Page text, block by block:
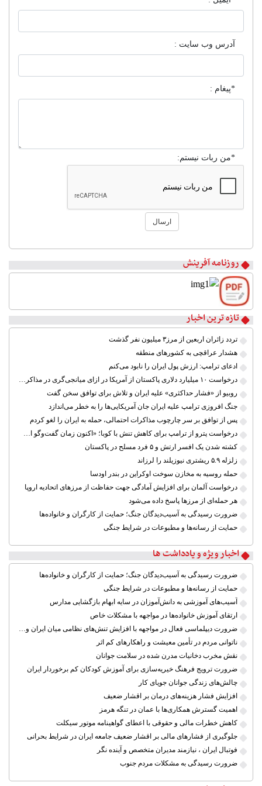
آدرس وب سایت :
*پیغام :
*من ربات نیستم:
ارسال
روزنامه آفرینش
۲
۳
۴
۵
۶
۷
۸
تازه ترین اخبار
تردد زائران اربعین از مرز۳ میلیون نفر گذشت
هشدار عراقچی به کشورهای منطقه
ادعای ترامپ: ارزش پول ایران را نابود می‌کنم
درخواست ۱۰ میلیارد دلاری پاکستان از آمریکا در ازای میانجی‌گری در مذاکرات ایران
روبیو از «فشار حداکثری» علیه ایران و تلاش برای توافق سخن گفت
جنگ افروزی ترامپ علیه ایران جان آمریکایی‌ها را به خطر می‌اندازد
پس از توافق بر سر چارچوب مذاکرات احتمالی، حمله به ایران را لغو کردم
درخواست پترو از ترامپ برای کاهش تنش با کوبا؛ «اکنون زمان گفت‌وگو است»
کشته شدن یک افسر ارتش و ۵ فرد مسلح در پاکستان
زلزله ۵.۹ ریشتری نیوزیلند را لرزاند
حمله روسیه به مخازن سوخت اوکراین در بندر اودسا
درخواست آلمان برای افزایش آمادگی جهت حفاظت از مرزهای اتحادیه اروپا
هر حمله‌ای از مرزها پاسخ داده می‌شود
ضرورت رسیدگی به آسیب‌دیدگان جنگ؛ حمایت از کارگران و خانواده‌ها
حمایت از رسانه‌ها و مطبوعات در شرایط جنگی
اخبار ویژه و یادداشت ها
ضرورت رسیدگی به آسیب‌دیدگان جنگ؛ حمایت از کارگران و خانواده‌ها
حمایت از رسانه‌ها و مطبوعات در شرایط جنگی
آسیب‌های آموزشی به دانش‌آموزان در سایه ابهام بازگشایی مدارس
ارتقای آموزش خانواده‌ها در مواجهه با مشکلات خاص
ضرورت دیپلماسی فعال در مواجهه با افزایش تنش‌های نظامی میان ایران و آمریکا
ناتوانی مردم در تأمین معیشت و راهکارهای کم اثر
نقش مخرب دخانیات مدرن شده در سلامت جوانان
ضرورت ترویج فرهنگ خیریه‌سازی برای آموزش کودکان کم برخوردار ایران
چالش‌های زندگی جوانان جویای کار
افزایش فشار هزینه‌های درمان بر اقشار ضعیف
اهمیت گسترش همکاری‌ها با عمان در تنگه هرمز
کاهش خطرات مالی و حقوقی با اعطای گواهینامه موتور سیکلت
جلوگیری از فشارهای مالی بر اقشار ضعیف جامعه ایران در شرایط بحرانی
فوتبال ایران ، نیازمند مدیران متخصص و آینده نگر
ضرورت رسیدگی به مشکلات مردم جنوب